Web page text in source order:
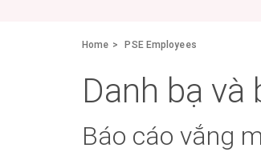
Home PSE Employees
Danh bạ và
Báo cáo vắng